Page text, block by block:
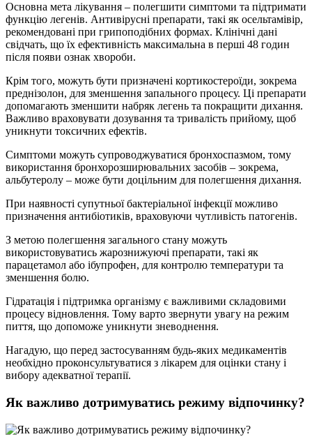
Основна мета лікування – полегшити симптоми та підтримати
функцію легенів. Антивірусні препарати, такі як осельтамівір,
рекомендовані при грипоподібних формах. Клінічні дані
свідчать, що їх ефективність максимальна в перші 48 годин
після появи ознак хвороби.
Крім того, можуть бути призначені кортикостероїди, зокрема
преднізолон, для зменшення запального процесу. Ці препарати
допомагають зменшити набряк легень та покращити дихання.
Важливо враховувати дозування та тривалість прийому, щоб
уникнути токсичних ефектів.
Симптоми можуть супроводжуватися бронхоспазмом, тому
використання бронхорозширювальних засобів – зокрема,
альбутеролу – може бути доцільним для полегшення дихання.
При наявності супутньої бактеріальної інфекції можливо
призначення антибіотиків, враховуючи чутливість патогенів.
З метою полегшення загального стану можуть
використовуватись жарознижуючі препарати, такі як
парацетамол або ібупрофен, для контролю температури та
зменшення болю.
Гідратація і підтримка організму є важливими складовими
процесу відновлення. Тому варто звернути увагу на режим
пиття, що допоможе уникнути зневоднення.
Нагадую, що перед застосуванням будь-яких медикаментів
необхідно проконсультуватися з лікарем для оцінки стану і
вибору адекватної терапії.
Як важливо дотримуватись режиму відпочинку?